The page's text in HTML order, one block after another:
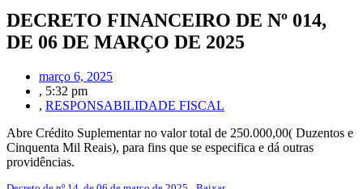
DECRETO FINANCEIRO DE Nº 014,
DE 06 DE MARÇO DE 2025
março 6, 2025
, 5:32 pm
, RESPONSABILIDADE FISCAL
Abre Crédito Suplementar no valor total de 250.000,00( Duzentos e
Cinquenta Mil Reais), para fins que se especifica e dá outras
providências.